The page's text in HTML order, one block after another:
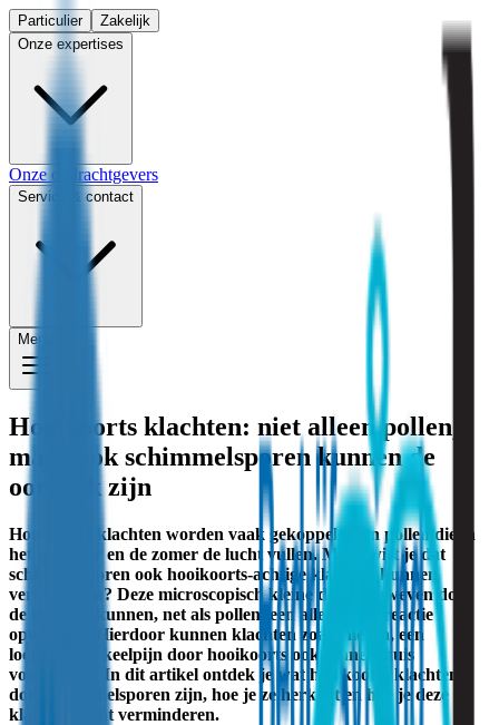
Particulier
Zakelijk
Onze expertises
Onze opdrachtgevers
Service & contact
Menu
Hooikoorts klachten: niet alleen pollen,
maar ook schimmelsporen kunnen de
oorzaak zijn
Hooikoorts klachten worden vaak gekoppeld aan pollen die in
het voorjaar en de zomer de lucht vullen. Maar wist je dat
schimmelsporen ook hooikoorts-achtige klachten kunnen
veroorzaken? Deze microscopisch kleine deeltjes zweven door
de lucht en kunnen, net als pollen, een allergische reactie
opwekken. Hierdoor kunnen klachten zoals niezen, een
loopneus en keelpijn door hooikoorts ook binnenshuis
voorkomen. In dit artikel ontdek je wat hooikoorts klachten
door schimmelsporen zijn, hoe je ze herkent en hoe je deze
klachten kunt verminderen.